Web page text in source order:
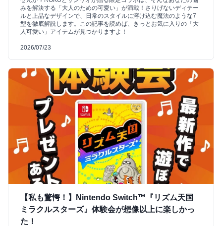
みを解決する「大人のための可愛い」が満載！さりげないディテー
ルと上品なデザインで、日常のスタイルに溶け込む魔法のような7
型を徹底解説します。この記事を読めば、きっとお気に入りの「大
人可愛い」アイテムが見つかりますよ！
2026/07/23
【私も驚愕！】Nintendo Switch™『リズム天国
ミラクルスターズ』体験会が想像以上に楽しかっ
た！